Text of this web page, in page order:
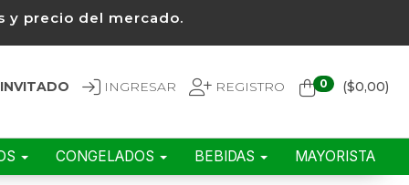
y precio del mercado.
INVITADO INGRESAR REGISTRO 0 ($0,00)
CONGELADOS BEBIDAS MAYORISTA